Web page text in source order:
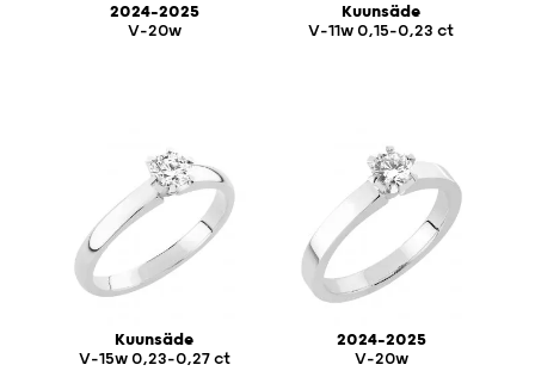
2024-2025
V-20w
Kuunsäde
V-11w 0,15-0,23 ct
Kuunsäde
V-15w 0,23-0,27 ct
2024-2025
V-20w